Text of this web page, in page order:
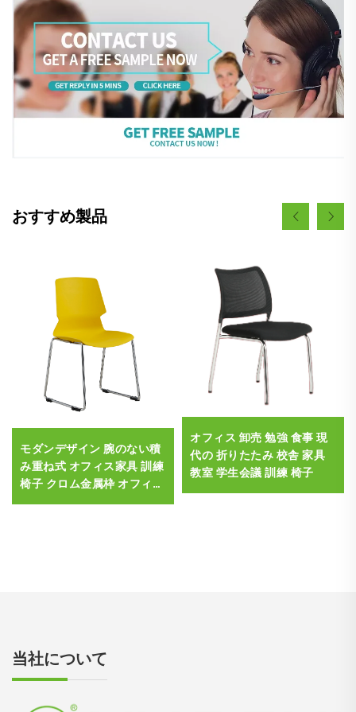
おすすめ製品
モダンデザイン 腕のない積
み重ね式 オフィス家具 訓練
椅子 クロム金属枠 オフィス
オフィス 卸売 勉強 食事 現
代の 折りたたみ 校舎 家具
教室 学生会議 訓練 椅子
当社について